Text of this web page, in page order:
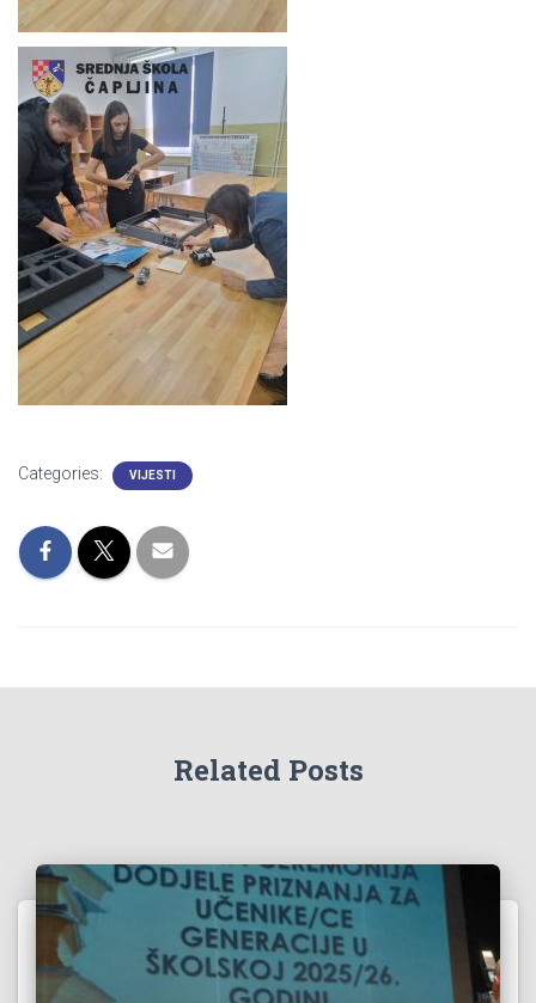
Categories: VIJESTI
Related Posts